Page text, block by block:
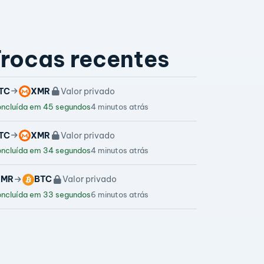
recentes
XMR Valor privado
em 45 segundos4 minutos atrás
XMR Valor privado
em 34 segundos4 minutos atrás
BTC Valor privado
em 33 segundos6 minutos atrás